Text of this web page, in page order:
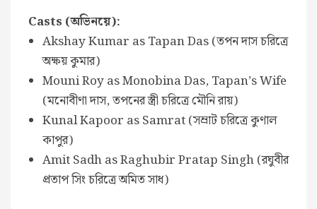
Casts (অভিনয়ে):
Akshay Kumar as Tapan Das (তপন দাস চরিত্রে
অক্ষয় কুমার)
Mouni Roy as Monobina Das, Tapan’s Wife
(মনোবীণা দাস, তপনের স্ত্রী চরিত্রে মৌনি রায়)
Kunal Kapoor as Samrat (সম্রাট চরিত্রে কুণাল
কাপুর)
Amit Sadh as Raghubir Pratap Singh (রঘুবীর
প্রতাপ সিং চরিত্রে অমিত সাধ)